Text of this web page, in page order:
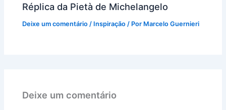
Réplica da Pietà de Michelangelo
Deixe um comentário / Inspiração / Por Marcelo Guernieri
Deixe um comentário